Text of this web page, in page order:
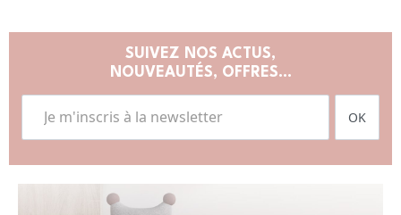
SUIVEZ NOS ACTUS,
NOUVEAUTÉS, OFFRES...
OK